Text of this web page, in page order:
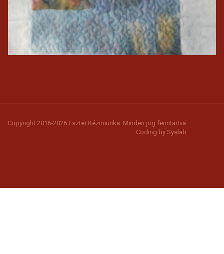
Copyright 2016-2026 Eszter Kézimunka. Minden jog fenntartva
Coding by Syslab